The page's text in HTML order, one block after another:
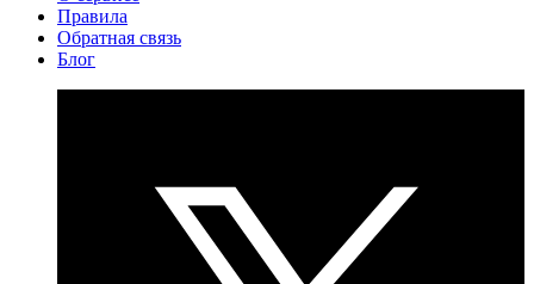
Правила
Обратная связь
Блог